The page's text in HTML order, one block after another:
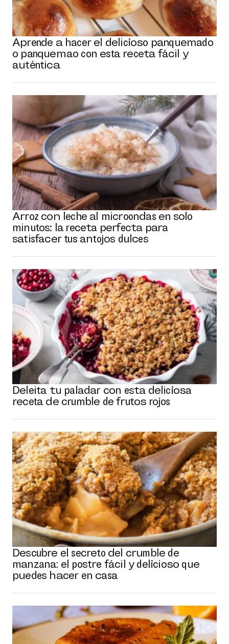
Aprende a hacer el delicioso panquemado
o panquemao con esta receta fácil y
auténtica
Arroz con leche al microondas en solo
minutos: la receta perfecta para
satisfacer tus antojos dulces
Deleita tu paladar con esta deliciosa
receta de crumble de frutos rojos
Descubre el secreto del crumble de
manzana: el postre fácil y delicioso que
puedes hacer en casa